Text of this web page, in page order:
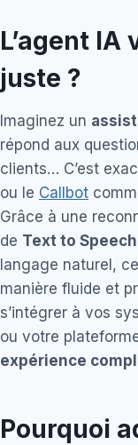
L’agent IA
juste ?
Imaginez un
répond aux
clients… C’est
ou le Callbot
Grâce à une
de Text to Speech
langage naturel,
manière fluide et
s’intégrer à vos
ou votre
expérience
Pourquoi